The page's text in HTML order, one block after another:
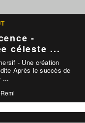
-
céleste ...
- Une création
Après le succès de
...